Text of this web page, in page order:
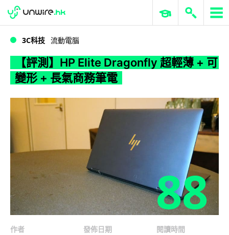
WWDC 2026 ERP 與商業 AI
3C科技 流動電腦
【評測】HP Elite Dragonfly 超輕薄 + 可
變形 + 長氣商務筆電
88
作者
發佈日期
閱讀時間